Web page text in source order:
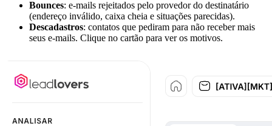
Bounces: e-mails rejeitados pelo provedor do destinatário
(endereço inválido, caixa cheia e situações parecidas).
Descadastros: contatos que pediram para não receber mais
seus e-mails. Clique no cartão para ver os motivos.